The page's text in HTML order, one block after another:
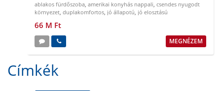
ablakos fürdőszoba, amerikai konyhás nappali, csendes nyugodt
környezet, duplakomfortos, jó állapotú, jó elosztású
66 M Ft
MEGNÉZEM
Címkék